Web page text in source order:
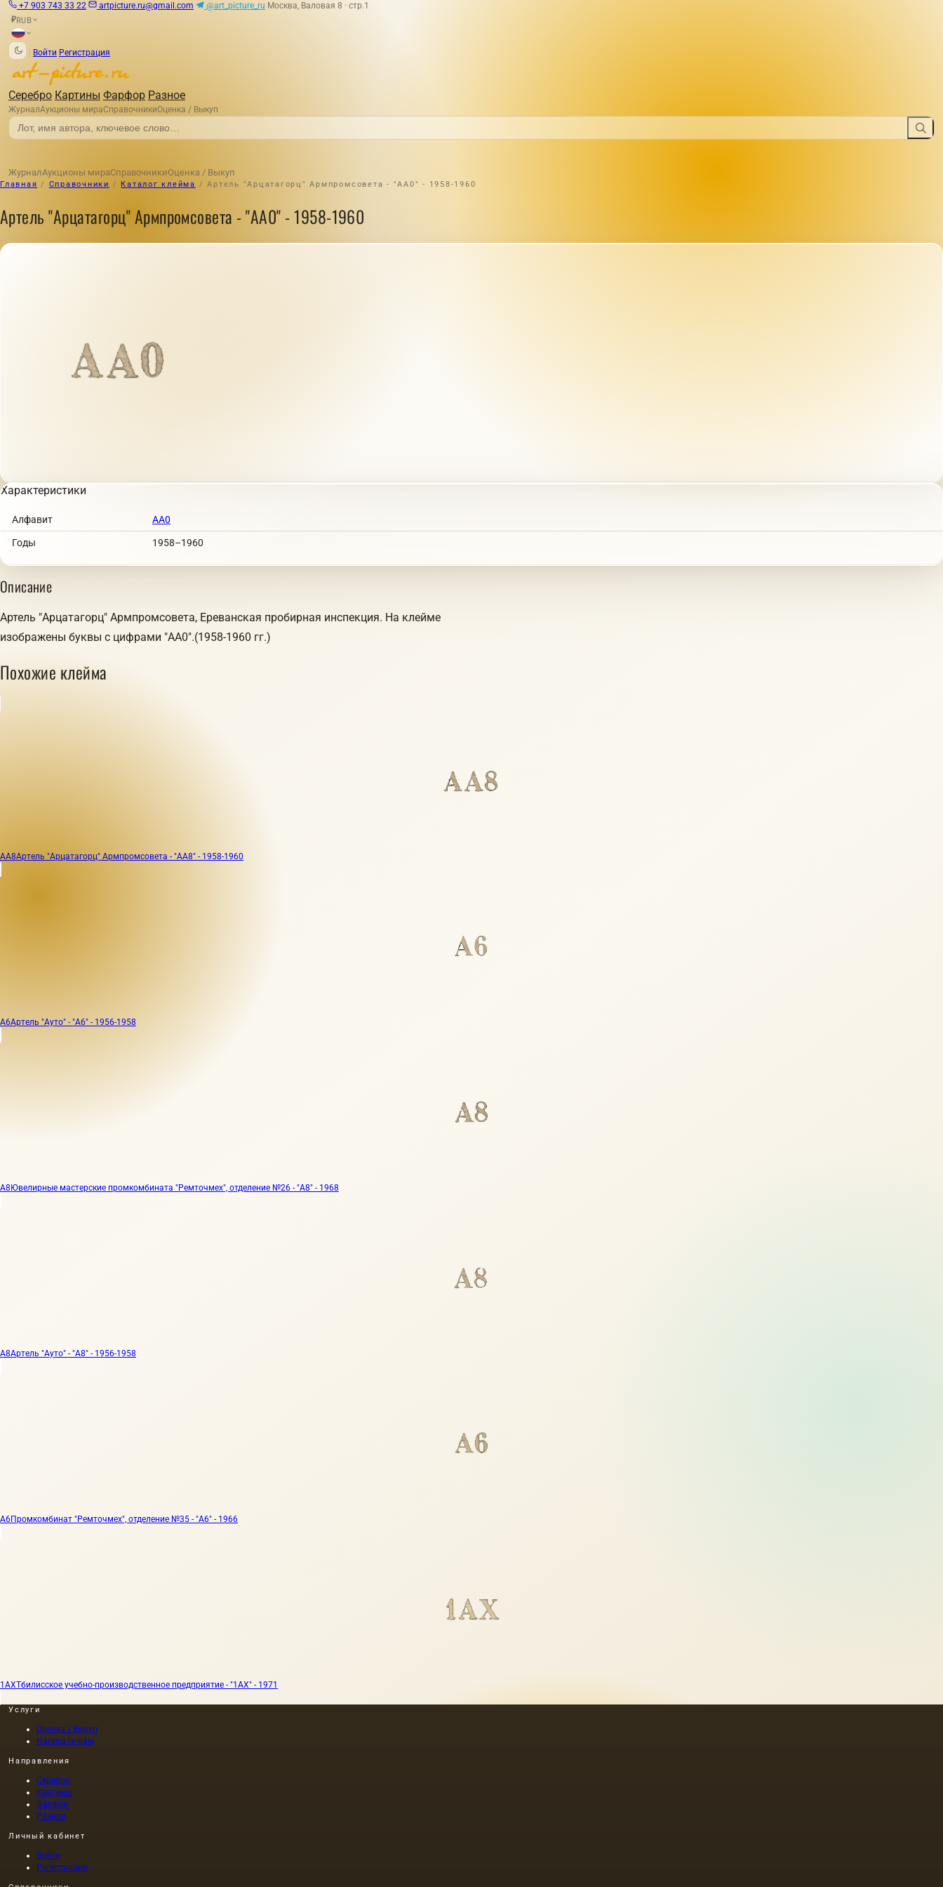
+7 903 743 33 22 artpicture.ru@gmail.com @art_picture_ru Москва, Валовая 8 · стр.1
₽RUB
Войти Регистрация
Серебро Картины Фарфор Разное
ЖурналАукционы мираСправочникиОценка / Выкуп
ЖурналАукционы мираСправочникиОценка / Выкуп
Главная / Справочники / Каталог клейма / Артель "Арцатагорц" Армпромсовета - "АА0" - 1958-1960
Артель "Арцатагорц" Армпромсовета - "АА0" - 1958-1960
Характеристики
Алфавит АА0
Годы 1958–1960
Описание
Артель "Арцатагорц" Армпромсовета, Ереванская пробирная инспекция. На клейме
изображены буквы с цифрами "АА0".(1958-1960 гг.)
Похожие клейма
АА8Артель "Арцатагорц" Армпромсовета - "АА8" - 1958-1960
А6Артель "Ауто" - "А6" - 1956-1958
А8Ювелирные мастерские промкомбината "Ремточмех", отделение №26 - "А8" - 1968
А8Артель "Ауто" - "А8" - 1956-1958
А6Промкомбинат "Ремточмех", отделение №35 - "А6" - 1966
1АХТбилисское учебно-производственное предприятие - "1АХ" - 1971
Услуги
Оценка / Выкуп
Написать нам
Направления
Серебро
Картины
Фарфор
Разное
Личный кабинет
Войти
Регистрация